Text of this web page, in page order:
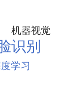
机器视觉
识别
学习